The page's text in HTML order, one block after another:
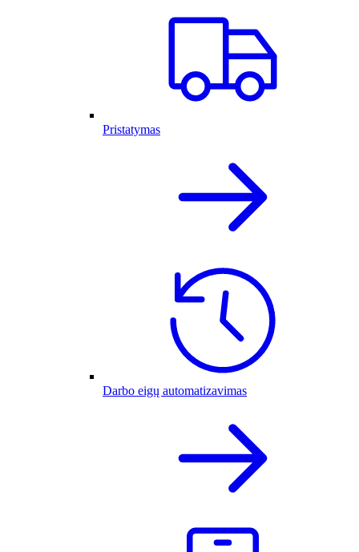
Pristatymas
Darbo eigų automatizavimas